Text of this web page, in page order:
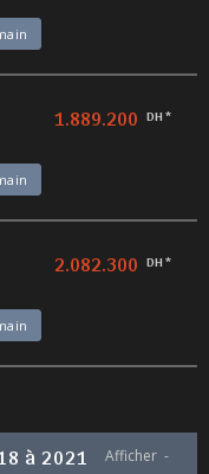
1.889.200 DH *
2.082.300 DH *
à 2021 Afficher -